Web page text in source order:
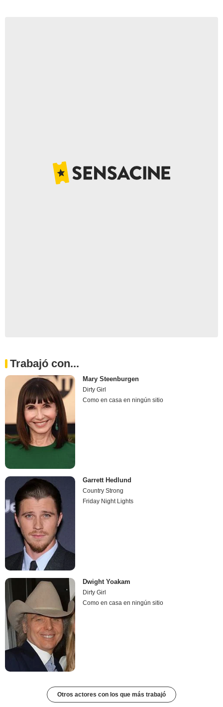
Trabajó con...
Mary Steenburgen
Dirty Girl
Como en casa en ningún sitio
Garrett Hedlund
Country Strong
Friday Night Lights
Dwight Yoakam
Dirty Girl
Como en casa en ningún sitio
Otros actores con los que más trabajó